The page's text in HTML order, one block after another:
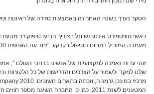
הסקר נערך בשנה האחרונה באמצעות סדרה של ראיונות
מעמדה המוביל בתחום הטיפול בקרקע. "יחד עם האנשים 33,000 שלנו בכל רחבי העולם, אני גאה באמת לזכות בפרס זה.
זוהי עדות נאמנה למקצועיות של אנשינו ברחבי העולם ",
המטענים לשנת 2011. כמו כן החברה השיגה מספר חוזים חדשים ארוכי טווח למתן שירותי קרקע ושירותי מטענים של חברות נוספות.